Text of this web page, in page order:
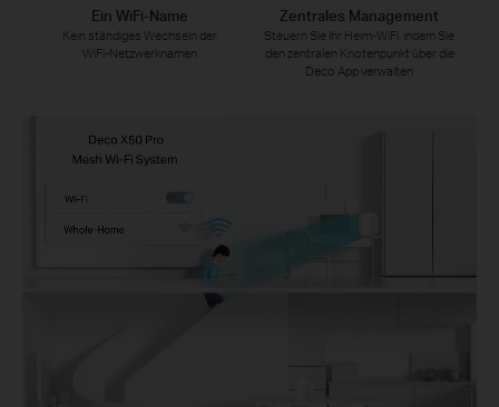
Ein WiFi‑Name
Kein ständiges Wechseln der
WiFi‑Netzwerknamen
Zentrales Management
Steuern Sie Ihr Heim‑WiFi, indem Sie
den zentralen Knotenpunkt über die
Deco App verwalten